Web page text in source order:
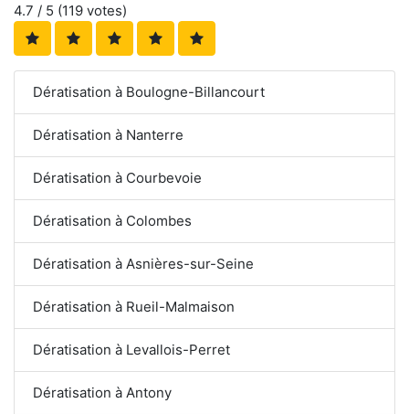
4.7 / 5 (119 votes)
Dératisation à Boulogne-Billancourt
Dératisation à Nanterre
Dératisation à Courbevoie
Dératisation à Colombes
Dératisation à Asnières-sur-Seine
Dératisation à Rueil-Malmaison
Dératisation à Levallois-Perret
Dératisation à Antony